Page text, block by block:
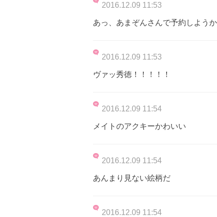
2016.12.09 11:53
あっ、あまぞんさんで予約しよう
2016.12.09 11:53
ヴァッ秀徳！！！！！
2016.12.09 11:54
メイトのアクキーかわいい
2016.12.09 11:54
あんまり見ない絵柄だ
2016.12.09 11:54